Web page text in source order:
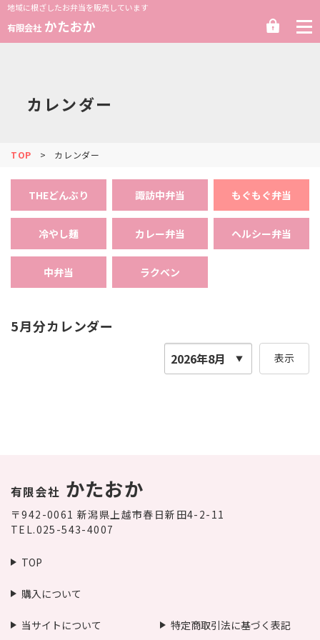
地域に根ざしたお弁当を販売しています
有限会社 かたおか
ロ
グ
イ
カレンダー
TOP カレンダー
THEどんぶり 諏訪中弁当 もぐもぐ弁当
冷やし麺 カレー弁当 ヘルシー弁当
中弁当 ラクベン
5月分カレンダー
表示
有限会社 かたおか
〒942-0061 新潟県上越市春日新田4-2-11
TEL.025-543-4007
TOP
購入について
当サイトについて 特定商取引法に基づく表記